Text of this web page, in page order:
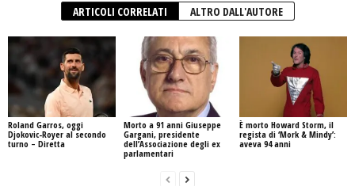
ARTICOLI CORRELATI ALTRO DALL'AUTORE
Roland Garros, oggi
Djokovic-Royer al secondo
turno – Diretta
Morto a 91 anni Giuseppe
Gargani, presidente
dell’Associazione degli ex
parlamentari
È morto Howard Storm, il
regista di ‘Mork & Mindy’:
aveva 94 anni